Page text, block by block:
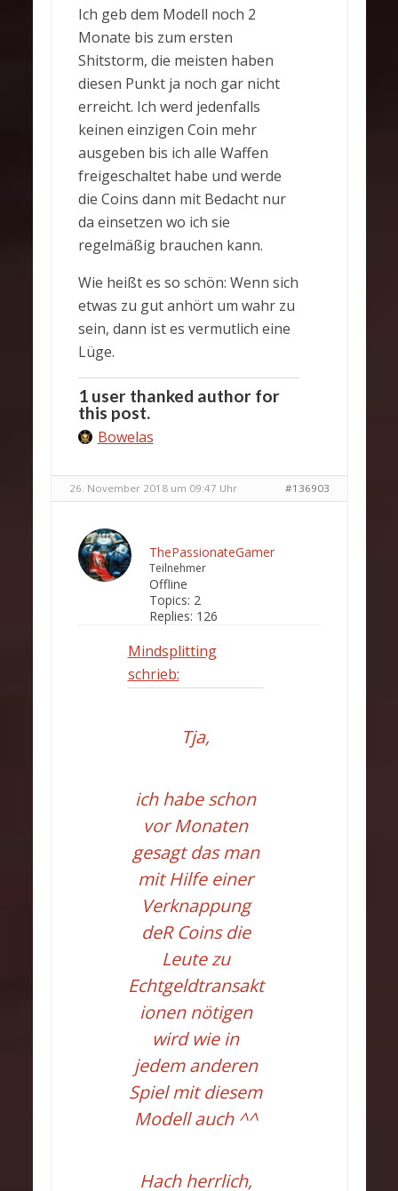
Ich geb dem Modell noch 2
Monate bis zum ersten
Shitstorm, die meisten haben
diesen Punkt ja noch gar nicht
erreicht. Ich werd jedenfalls
keinen einzigen Coin mehr
ausgeben bis ich alle Waffen
freigeschaltet habe und werde
die Coins dann mit Bedacht nur
da einsetzen wo ich sie
regelmäßig brauchen kann.
Wie heißt es so schön: Wenn sich
etwas zu gut anhört um wahr zu
sein, dann ist es vermutlich eine
Lüge.
1 user thanked author for
this post.
Bowelas
26. November 2018 um 09:47 Uhr #136903
ThePassionateGamer
Teilnehmer
Offline
Topics: 2
Replies: 126
Mindsplitting
schrieb:
Tja,
ich habe schon
vor Monaten
gesagt das man
mit Hilfe einer
Verknappung
deR Coins die
Leute zu
Echtgeldtransakt
ionen nötigen
wird wie in
jedem anderen
Spiel mit diesem
Modell auch ^^
Hach herrlich,